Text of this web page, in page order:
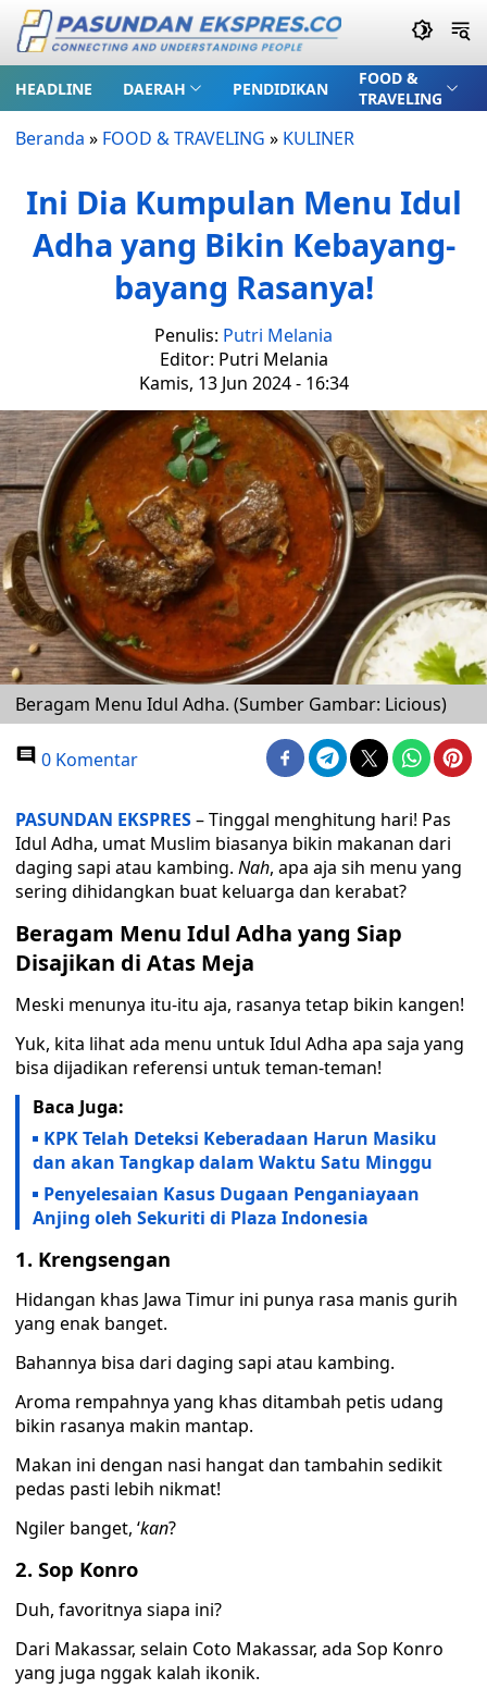
HEADLINE DAERAH PENDIDIKAN
FOOD &
TRAVELING
Beranda » FOOD & TRAVELING » KULINER
Ini Dia Kumpulan Menu Idul
Adha yang Bikin Kebayang-
bayang Rasanya!
Penulis: Putri Melania
Editor: Putri Melania
Kamis, 13 Jun 2024 - 16:34
Beragam Menu Idul Adha. (Sumber Gambar: Licious)
0 Komentar
PASUNDAN EKSPRES– Tinggal menghitung hari! Pas
Idul Adha, umat Muslim biasanya bikin makanan dari
daging sapi atau kambing. Nah, apa aja sih menu yang
sering dihidangkan buat keluarga dan kerabat?
Beragam Menu Idul Adha yang Siap
Disajikan di Atas Meja
Meski menunya itu-itu aja, rasanya tetap bikin kangen!
Yuk, kita lihat ada menu untuk Idul Adha apa saja yang
bisa dijadikan referensi untuk teman-teman!
Baca Juga:
KPK Telah Deteksi Keberadaan Harun Masiku
dan akan Tangkap dalam Waktu Satu Minggu
Penyelesaian Kasus Dugaan Penganiayaan
Anjing oleh Sekuriti di Plaza Indonesia
1. Krengsengan
Hidangan khas Jawa Timur ini punya rasa manis gurih
yang enak banget.
Bahannya bisa dari daging sapi atau kambing.
Aroma rempahnya yang khas ditambah petis udang
bikin rasanya makin mantap.
Makan ini dengan nasi hangat dan tambahin sedikit
pedas pasti lebih nikmat!
Ngiler banget, ‘kan?
2. Sop Konro
Duh, favoritnya siapa ini?
Dari Makassar, selain Coto Makassar, ada Sop Konro
yang juga nggak kalah ikonik.